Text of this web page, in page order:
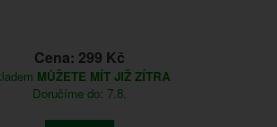
Cena: 299 Kč
MŮŽETE MÍT JIŽ ZÍTRA
Doručíme do: 7.8.